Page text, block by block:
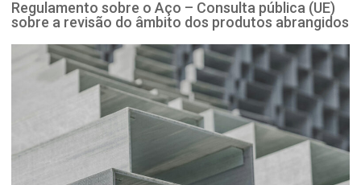
Regulamento sobre o Aço – Consulta pública (UE)
sobre a revisão do âmbito dos produtos abrangidos